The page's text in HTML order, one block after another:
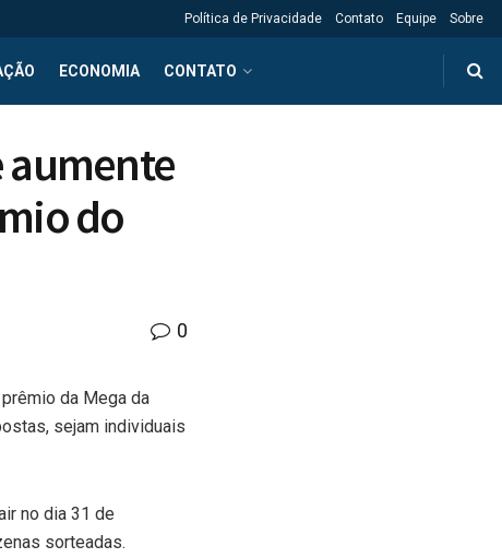
Política de Privacidade Contato Equipe Sobre
ECONOMIA CONTATO
aumente
do
0
da Mega da
sejam individuais
no dia 31 de
sorteadas.